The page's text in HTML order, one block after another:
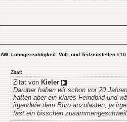
AW: Lohngerechtigkeit: Voll- und Teilzeitstellen #10
Zitat:
Zitat von Kieler
Darüber haben wir schon vor 20
hatten aber ein klares Feindbild und
irgendwie dem Büro anzulasten, ja
fast ein bisschen